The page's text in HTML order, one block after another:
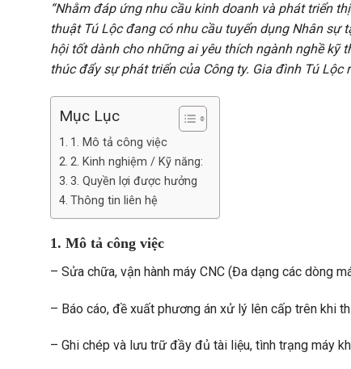
“Nhằm đáp ứng nhu cầu kinh doanh và phát triển
thuật Tú Lộc đang có nhu cầu tuyển dụng Nhân sự
hội tốt dành cho những ai yêu thích ngành nghề kỹ
thúc đẩy sự phát triển của Công ty. Gia đình Tú
Mục Lục
1. Mô tả công việc
2. Kinh nghiệm / Kỹ năng:
3. Quyền lợi được hưởng
Thông tin liên hệ
1. Mô tả công việc
– Sửa chữa, vận hành máy CNC (Đa dạng các dòng
– Báo cáo, đề xuất phương án xử lý lên cấp trên khi
– Ghi chép và lưu trữ đầy đủ tài liệu, tình trạng máy